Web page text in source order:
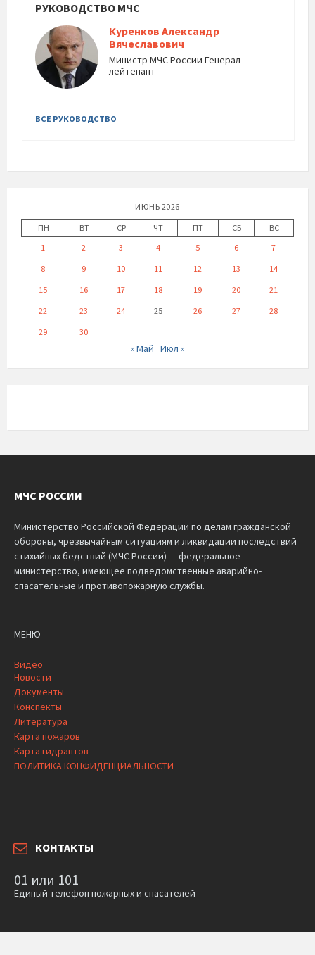
РУКОВОДСТВО МЧС
Куренков Александр
Вячеславович
Министр МЧС России Генерал-
лейтенант
ВСЕ РУКОВОДСТВО
ИЮНЬ 2026
ПН
ВТ СР ЧТ ПТ СБ
ВС
1
2 3 4 5 6
7
8
9 10 11 12 13
14
15
16 17 18 19 20
21
22
23 24 25 26 27
28
29
30
« Май Июл »
МЧС РОССИИ
Министерство Российской Федерации по делам гражданской
обороны, чрезвычайным ситуациям и ликвидации последствий
стихийных бедствий (МЧС России) — федеральное
министерство, имеющее подведомственные аварийно-
спасательные и противопожарную службы.
МЕНЮ
Видео
Новости
Документы
Конспекты
Литература
Карта пожаров
Карта гидрантов
ПОЛИТИКА КОНФИДЕНЦИАЛЬНОСТИ
КОНТАКТЫ
01 или 101
Единый телефон пожарных и спасателей